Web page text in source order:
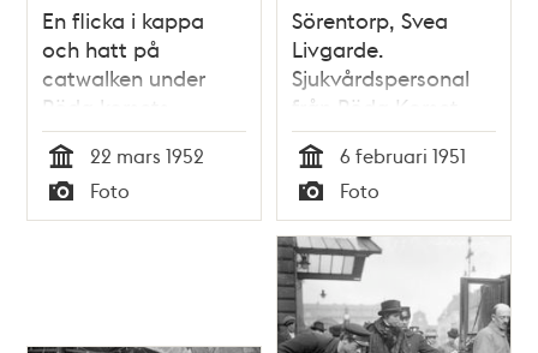
En flicka i kappa
och hatt på
catwalken under
Röda korsets
barnmannekänguppvisning
Tid
22 mars 1952
Typ
Foto
Sörentorp, Svea
Livgarde.
Sjukvårdspersonal
från Röda Korset
som ska åka till
Korea och arbeta
på ett svenskt
sjukhus. Röda
Korsets ordförande,
justitieråd Emil
Sandström, hälsar
på resenärerna
Tid
6 februari 1951
Typ
Foto